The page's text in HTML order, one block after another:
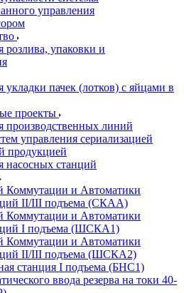
управления
розлива, упаковки и
укладки пачек (лотков) с яйцами в
проекты
производственных линий
управления сериализацией
продукцией
насосных станций
и Автоматики
II/III подъема (СКАА)
и Автоматики
I подъема (ШСКА1)
и Автоматики
II/III подъема (ШСКА2)
станция I подъема (БНС1)
ввода резерва на токи 40-